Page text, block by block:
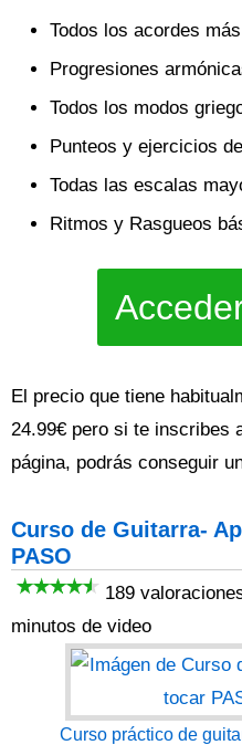
Todos los acordes
Progresiones
Todos los modos
Punteos y ejercicios
Todas las escalas
Ritmos y Rasgueos
El precio que tiene
24.99€ pero si te inscribes
página, podrás conseguir
Curso de Guitarra-
PASO
189
minutos de video
Curso práctico de